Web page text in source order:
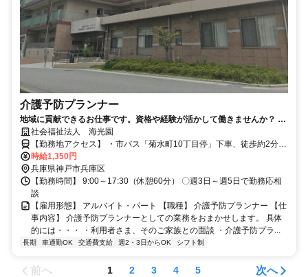
介護予防プランナー
地域に貢献できるお仕事です。資格や経験が活かして働きませんか？ 介
護予防プランナー募集中＊腰を据えて長く働けます
社会福祉法人 海光園
【勤務地アクセス】 ・市バス「菊水町10丁目停」下車、徒歩約2分
・神戸電鉄有馬線「長田駅」より徒歩約10分 〇車通勤可（駐車場完
備）
時給1,350円
兵庫県神戸市兵庫区
【勤務時間】 9:00～17:30（休憩60分） 〇週3日～週5日で勤務応相
談
【雇用形態】 アルバイト・パート 【職種】 介護予防プランナー 【仕
事内容】 介護予防プランナーとしての業務をおまかせします。 具体
的には・・・ ・利用者さま、そのご家族との面談 ・介護予防プラ...
長期 車通勤OK 交通費支給 週2・3日からOK シフト制
前へ 1 2 3 4 5 次へ